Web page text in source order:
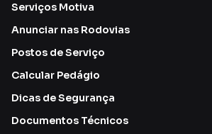
Serviços Motiva
Anunciar nas Rodovias
Postos de Serviço
Calcular Pedágio
Dicas de Segurança
Documentos Técnicos